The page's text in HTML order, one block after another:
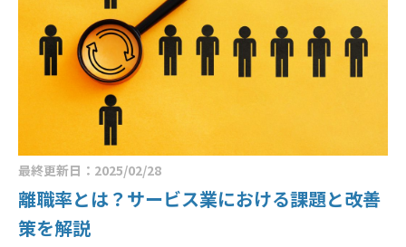
最終更新日：2025/02/28
離職率とは？サービス業における課題と改善
策を解説